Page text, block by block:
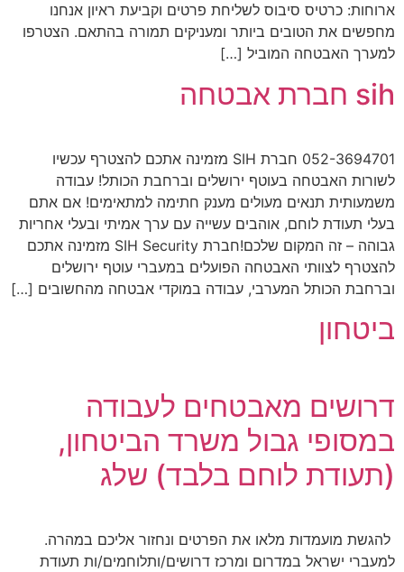
ארוחות: כרטיס סיבוס לשליחת פרטים וקביעת ראיון אנחנו
מחפשים את הטובים ביותר ומעניקים תמורה בהתאם. הצטרפו
למערך האבטחה המוביל […]
sih חברת אבטחה
052-3694701 חברת SIH מזמינה אתכם להצטרף עכשיו
לשורות האבטחה בעוטף ירושלים וברחבת הכותל! עבודה
משמעותית תנאים מעולים מענק חתימה למתאימים! אם אתם
בעלי תעודת לוחם, אוהבים עשייה עם ערך אמיתי ובעלי אחריות
גבוהה – זה המקום שלכם!חברת SIH Security מזמינה אתכם
להצטרף לצוותי האבטחה הפועלים במעברי עוטף ירושלים
וברחבת הכותל המערבי, עבודה במוקדי אבטחה מהחשובים […]
ביטחון
דרושים מאבטחים לעבודה
במסופי גבול משרד הביטחון,
(תעודת לוחם בלבד) שלג
להגשת מועמדות מלאו את הפרטים ונחזור אליכם במהרה.
למעברי ישראל במדרום ומרכז דרושים/ותלוחמים/ות תעודת